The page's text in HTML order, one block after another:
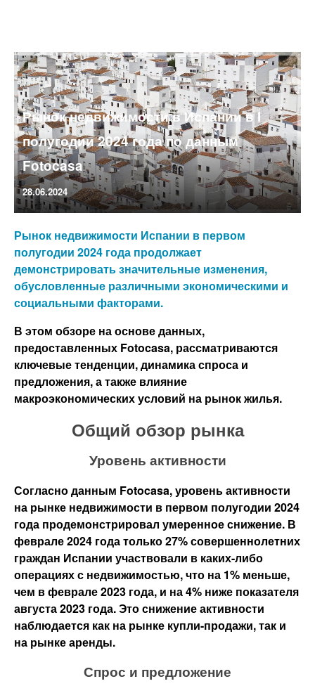
Рынок недвижимости в Испании в I
полугодии 2024 года по данным
Fotocasa
28.06.2024
Рынок недвижимости Испании в первом
полугодии 2024 года продолжает
демонстрировать значительные изменения,
обусловленные различными экономическими и
социальными факторами.
В этом обзоре на основе данных,
предоставленных Fotocasa, рассматриваются
ключевые тенденции, динамика спроса и
предложения, а также влияние
макроэкономических условий на рынок жилья.
Общий обзор рынка
Уровень активности
Согласно данным Fotocasa, уровень активности
на рынке недвижимости в первом полугодии 2024
года продемонстрировал умеренное снижение. В
феврале 2024 года только 27% совершеннолетних
граждан Испании участвовали в каких-либо
операциях с недвижимостью, что на 1% меньше,
чем в феврале 2023 года, и на 4% ниже показателя
августа 2023 года. Это снижение активности
наблюдается как на рынке купли-продажи, так и
на рынке аренды.
Спрос и предложение